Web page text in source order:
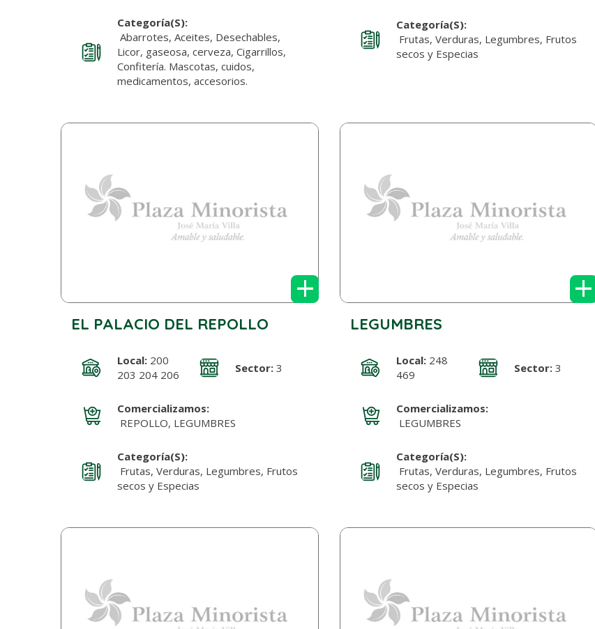
Categoría(s):
Abarrotes, Aceites, Desechables,
Licor, gaseosa, cerveza, Cigarrillos,
Confitería. Mascotas, cuidos,
medicamentos, accesorios.
Categoría(s):
Frutas, Verduras, Legumbres, Frutos
secos y Especias
+
EL PALACIO DEL REPOLLO
Local:200
203 204 206
Sector: 3
Comercializamos:
REPOLLO, LEGUMBRES
Categoría(s):
Frutas, Verduras, Legumbres, Frutos
secos y Especias
+
LEGUMBRES
Local:248
469
Sector: 3
Comercializamos:
LEGUMBRES
Categoría(s):
Frutas, Verduras, Legumbres, Frutos
secos y Especias